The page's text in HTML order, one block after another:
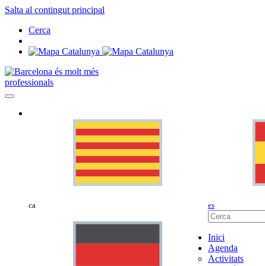
Salta al contingut principal
Cerca
professionals
ca es
Inici
Agenda
Activitats